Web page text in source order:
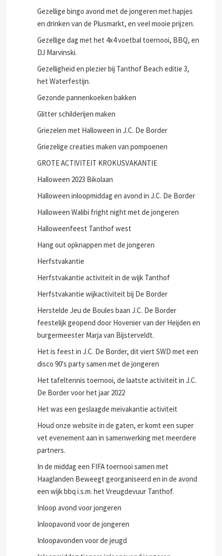
Gezellige bingo avond met de jongeren met hapjes
en drinken van de Plusmarkt, en veel mooie prijzen.
Gezellige dag met het 4x4 voetbal toernooi, BBQ, en
DJ Marvinski.
Gezelligheid en plezier bij Tanthof Beach editie 3,
het Waterfestijn.
Gezonde pannenkoeken bakken
Glitter schilderijen maken
Griezelen met Halloween in J.C. De Border
Griezelige creaties maken van pompoenen
GROTE ACTIVITEIT KROKUSVAKANTIE
Halloween 2023 Bikolaan
Halloween inloopmiddag en avond in J.C. De Border
Halloween Walibi fright night met de jongeren
Halloweenfeest Tanthof west
Hang out opknappen met de jongeren
Herfstvakantie
Herfstvakantie activiteit in de wijk Tanthof
Herfstvakantie wijkactiviteit bij De Border
Herstelde Jeu de Boules baan J.C. De Border
feestelijk geopend door Hovenier van der Heijden en
burgermeester Marja van Bijsterveldt.
Het is feest in J.C. De Border, dit viert SWD met een
disco 90's party samen met de jongeren
Het tafeltennis toernooi, de laatste activiteit in J.C.
De Border voor het jaar 2022
Het was een geslaagde meivakantie activiteit
Houd onze website in de gaten, er komt een super
vet evenement aan in samenwerking met meerdere
partners.
In de middag een FIFA toernooi samen met
Haaglanden Beweegt georganiseerd en in de avond
een wijk bbq i.s.m. het Vreugdevuur Tanthof.
Inloop avond voor jongeren
Inloopavond voor de jongeren
Inloopavonden voor de jeugd